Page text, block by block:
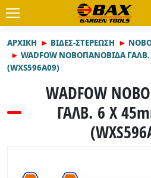
ΑΡΧΙΚΉ ΒΙΔΕΣ-ΣΤΕΡΕΩΣΗ
WADFOW ΝΟΒΟΠΑΝΟΒΙΔΑ ΓΑΛΒ.
(WXS596A09)
WADFOW
ΓΑΛΒ. 6 Χ